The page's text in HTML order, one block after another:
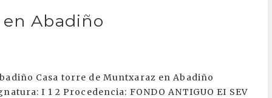
Abadiño
Casa torre de Muntxaraz en Abadiño
I 1 2 Procedencia: FONDO ANTIGUO EI SEV